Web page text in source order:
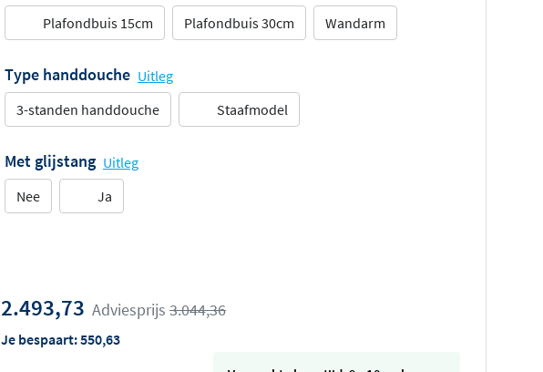
Plafondbuis 15cm
Plafondbuis 30cm Wandarm
Type handdouche Uitleg
3-standen handdouche
Staafmodel
Met glijstang Uitleg
Nee
Ja
2.493,73 Adviesprijs 3.044,36
Je bespaart:550,63